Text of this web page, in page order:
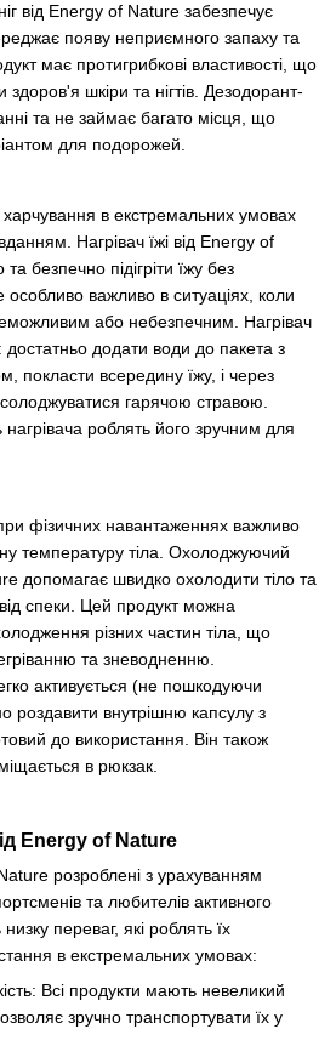
від Energy of Nature забезпечує
появу неприємного запаху та
має протигрибкові властивості, що
шкіри та нігтів. Дезодорант-
та не займає багато місця, що
для подорожей.
в екстремальних умовах
Нагрівач їжі від Energy of
безпечно підігріти їжу без
важливо в ситуаціях, коли
або небезпечним. Нагрівач
достатньо додати води до пакета з
покласти всередину їжу, і через
гарячою стравою.
нагрівача роблять його зручним для
фізичних навантаженнях важливо
температуру тіла. Охолоджуючий
допомагає швидко охолодити тіло та
спеки. Цей продукт можна
різних частин тіла, що
та зневодненню.
активується (не пошкодуючи
роздавити внутрішню капсулу з
до використання. Він також
в рюкзак.
Energy of Nature
розроблені з урахуванням
та любителів активного
переваг, які роблять їх
в екстремальних умовах:
Всі продукти мають невеликий
зручно транспортувати їх у